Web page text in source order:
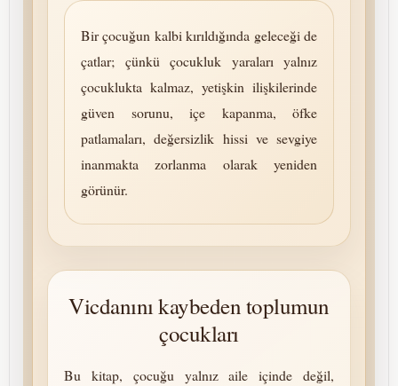
Bir çocuğun kalbi kırıldığında geleceği de
çatlar; çünkü çocukluk yaraları yalnız
çocuklukta kalmaz, yetişkin ilişkilerinde
güven sorunu, içe kapanma, öfke
patlamaları, de­ğer­siz­lik hissi ve sevgiye
inanmakta zorlanma olarak yeniden
görünür.
Vicdanını kaybeden toplumun
çocukları
Bu kitap, çocuğu yalnız aile içinde değil,